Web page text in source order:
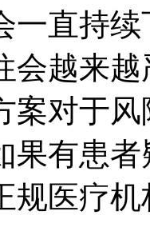
一直持
会越来
案对于
果有患
规医疗